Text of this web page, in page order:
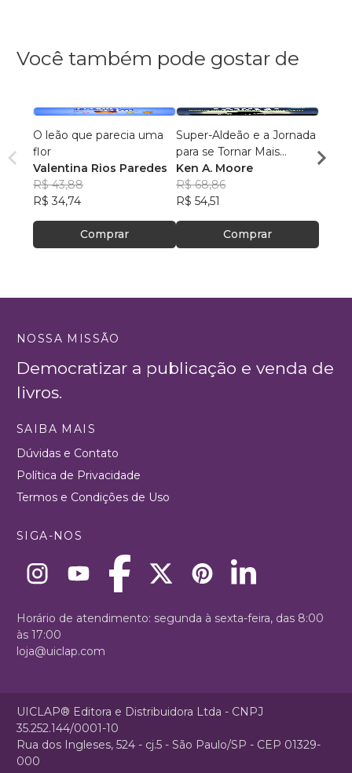
Você também pode gostar de
O leão que parecia uma
flor
Valentina Rios Paredes
R$ 43,88
R$ 34,74
Comprar
Super-Aldeão e a Jornada
para se Tornar Mais
Interessante!
Ken A. Moore
R$ 68,86
R$ 54,51
Comprar
R$
NOSSA MISSÃO
Democratizar a publicação e venda de
livros.
SAIBA MAIS
Dúvidas e Contato
Política de Privacidade
Termos e Condições de Uso
SIGA-NOS
Horário de atendimento: segunda à sexta-feira, das 8:00
às 17:00
loja@uiclap.com
UICLAP® Editora e Distribuidora Ltda - CNPJ
35.252.144/0001-10
Rua dos Ingleses, 524 - cj.5 - São Paulo/SP - CEP 01329-
000